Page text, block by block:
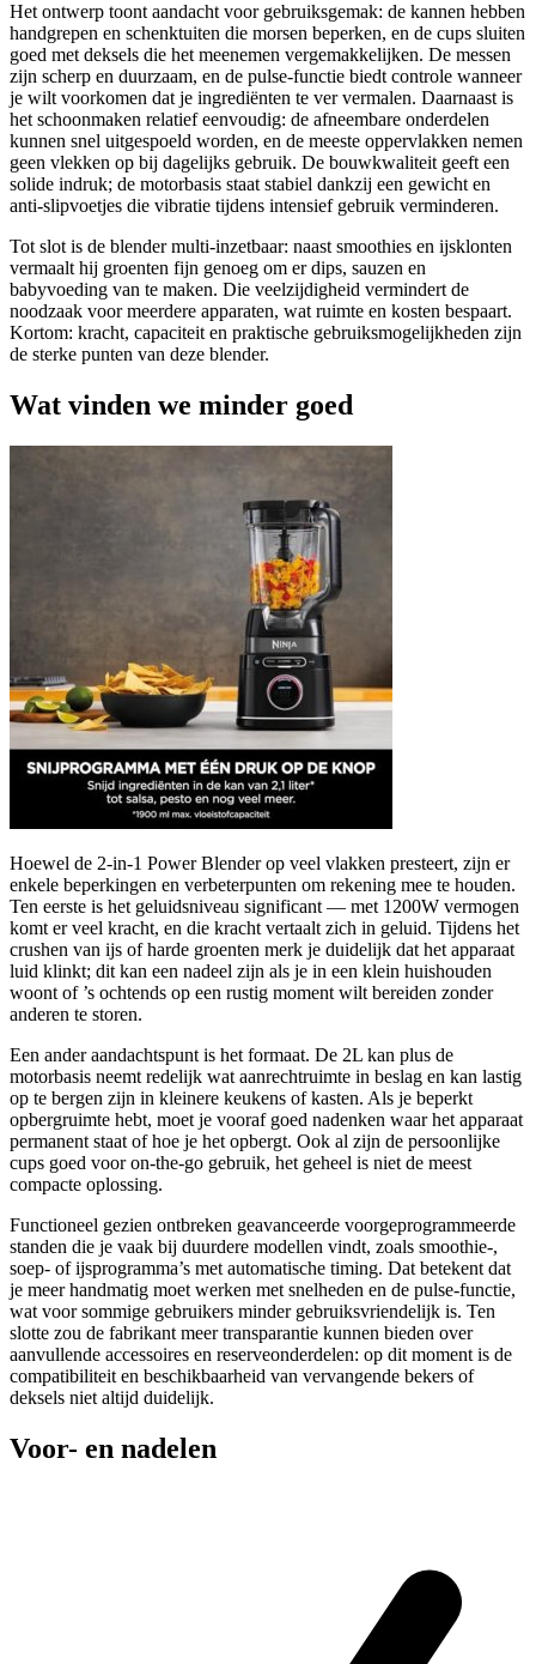
Het ontwerp toont aandacht voor gebruiksgemak: de kannen hebben
handgrepen en schenktuiten die morsen beperken, en de cups sluiten
goed met deksels die het meenemen vergemakkelijken. De messen
zijn scherp en duurzaam, en de pulse-functie biedt controle wanneer
je wilt voorkomen dat je ingrediënten te ver vermalen. Daarnaast is
het schoonmaken relatief eenvoudig: de afneembare onderdelen
kunnen snel uitgespoeld worden, en de meeste oppervlakken nemen
geen vlekken op bij dagelijks gebruik. De bouwkwaliteit geeft een
solide indruk; de motorbasis staat stabiel dankzij een gewicht en
anti-slipvoetjes die vibratie tijdens intensief gebruik verminderen.
Tot slot is de blender multi-inzetbaar: naast smoothies en ijsklonten
vermaalt hij groenten fijn genoeg om er dips, sauzen en
babyvoeding van te maken. Die veelzijdigheid vermindert de
noodzaak voor meerdere apparaten, wat ruimte en kosten bespaart.
Kortom: kracht, capaciteit en praktische gebruiksmogelijkheden zijn
de sterke punten van deze blender.
Wat vinden we minder goed
Hoewel de 2-in-1 Power Blender op veel vlakken presteert, zijn er
enkele beperkingen en verbeterpunten om rekening mee te houden.
Ten eerste is het geluidsniveau significant — met 1200W vermogen
komt er veel kracht, en die kracht vertaalt zich in geluid. Tijdens het
crushen van ijs of harde groenten merk je duidelijk dat het apparaat
luid klinkt; dit kan een nadeel zijn als je in een klein huishouden
woont of ’s ochtends op een rustig moment wilt bereiden zonder
anderen te storen.
Een ander aandachtspunt is het formaat. De 2L kan plus de
motorbasis neemt redelijk wat aanrechtruimte in beslag en kan lastig
op te bergen zijn in kleinere keukens of kasten. Als je beperkt
opbergruimte hebt, moet je vooraf goed nadenken waar het apparaat
permanent staat of hoe je het opbergt. Ook al zijn de persoonlijke
cups goed voor on-the-go gebruik, het geheel is niet de meest
compacte oplossing.
Functioneel gezien ontbreken geavanceerde voorgeprogrammeerde
standen die je vaak bij duurdere modellen vindt, zoals smoothie-,
soep- of ijsprogramma’s met automatische timing. Dat betekent dat
je meer handmatig moet werken met snelheden en de pulse-functie,
wat voor sommige gebruikers minder gebruiksvriendelijk is. Ten
slotte zou de fabrikant meer transparantie kunnen bieden over
aanvullende accessoires en reserveonderdelen: op dit moment is de
compatibiliteit en beschikbaarheid van vervangende bekers of
deksels niet altijd duidelijk.
Voor- en nadelen